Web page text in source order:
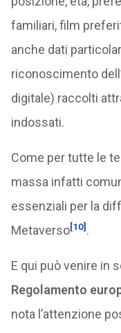
familiari, film
anche dati
riconoscimento
digitale) raccolti
indossati.
Come per tutte le
massa infatti
essenziali per la
Metaverso[10] .
E qui può venire in
Regolamento
nota l’attenzione